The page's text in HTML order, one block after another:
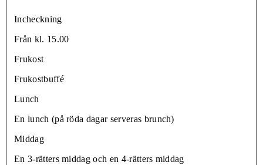
Incheckning
Från kl. 15.00
Frukost
Frukostbuffé
Lunch
En lunch (på röda dagar serveras brunch)
Middag
En 3-rätters middag och en 4-rätters middag